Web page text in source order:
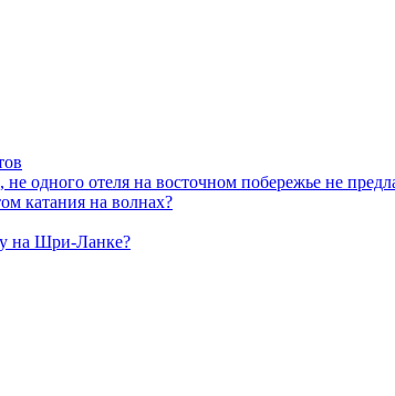
отеля на восточном побережье не
катания на волнах?
на Шри-Ланке?